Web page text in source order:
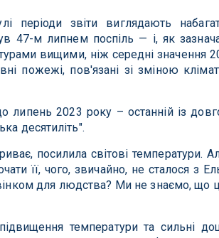
періоди звіти виглядають
47-м липнем поспіль — і, як
вищими, ніж середні значення
пожежі, пов'язані зі зміною
липень 2023 року – останній із
десятиліть".
посилила світові температури.
її, чого, звичайно, не сталося з
для людства? Ми не знаємо, що
температури та сильні